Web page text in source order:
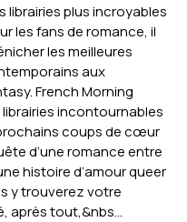
librairies plus incroyables
les fans de romance, il
les meilleures
aux
French Morning
incontournables
coups de cœur
d’une romance entre
histoire d’amour queer
y trouverez votre
après tout,&nbs...